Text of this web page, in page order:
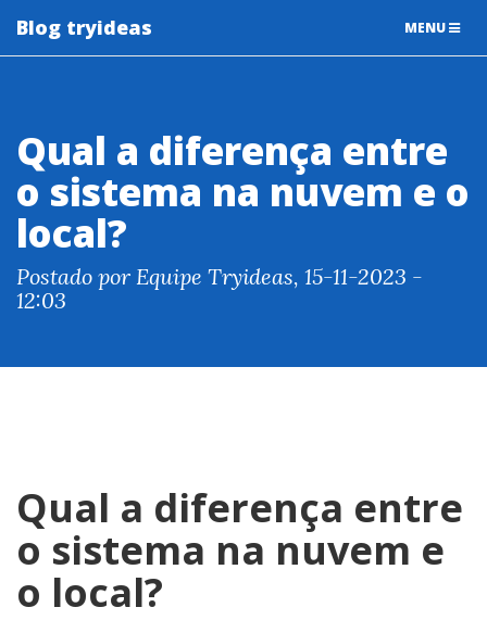
TOGGLE
MENU
Blog tryideas
Qual a diferença entre
o sistema na nuvem e o
local?
Postado por Equipe Tryideas, 15-11-2023 -
12:03
Qual a diferença entre
o sistema na nuvem e
o local?